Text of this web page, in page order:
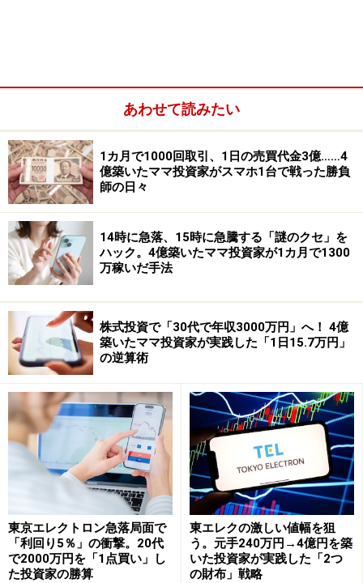
2023年3月期は多くの商社が資源価格の下落などで減益
予想も、同社はインフラ関連などが堅調で純利益は連続
最高益を見込みます。年間配当は前期比6円増配の年112
円とする方針です。予想配当利回りは5.8％と高水準で
す。
3. ソフトバンク＜9434＞
ソフトバンク＜9434＞は、ソフトバンクグループの中核
あわせて読みたい
1カ月で1000回取引、1日の売買代金3億……4
億築いたママ投資家がスマホ1台で戦った勝負
師の日々
14時に急落、15時に急騰する「謎のクセ」を
ハック。4億築いたママ投資家が1カ月で1300
万稼いだ手法
株式投資で「30代で年収3000万円」へ！ 4億
築いたママ投資家が実践した「1日15.7万円」
の逆算術
東京エレクトロン急落局面で
「利回り5％」の衝撃。20代
で2000万円を「1点買い」し
た投資家の勝算
東エレクの激しい値幅を狙
う。元手240万円→4億円を築
いた投資家が実践した「2つ
の財布」戦略